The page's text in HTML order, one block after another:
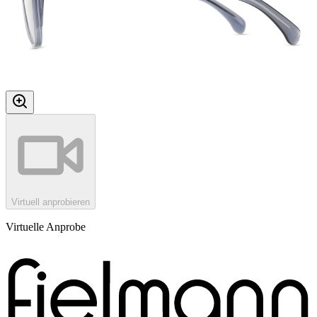
Virtuell anprobieren
Virtuelle Anprobe